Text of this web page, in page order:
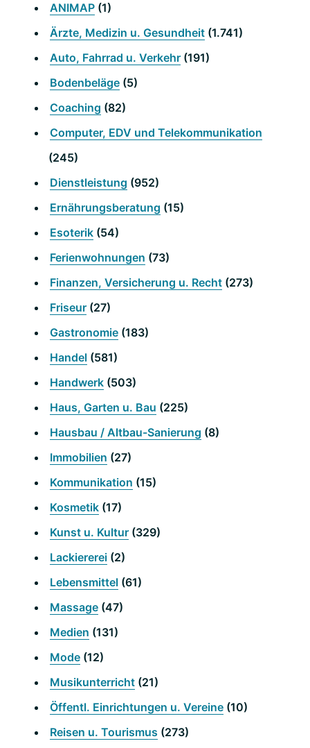
ANIMAP (1)
Ärzte, Medizin u. Gesundheit (1.741)
Auto, Fahrrad u. Verkehr (191)
Bodenbeläge (5)
Coaching (82)
Computer, EDV und Telekommunikation
(245)
Dienstleistung (952)
Ernährungsberatung (15)
Esoterik (54)
Ferienwohnungen (73)
Finanzen, Versicherung u. Recht (273)
Friseur (27)
Gastronomie (183)
Handel (581)
Handwerk (503)
Haus, Garten u. Bau (225)
Hausbau / Altbau-Sanierung (8)
Immobilien (27)
Kommunikation (15)
Kosmetik (17)
Kunst u. Kultur (329)
Lackiererei (2)
Lebensmittel (61)
Massage (47)
Medien (131)
Mode (12)
Musikunterricht (21)
Öffentl. Einrichtungen u. Vereine (10)
Reisen u. Tourismus (273)